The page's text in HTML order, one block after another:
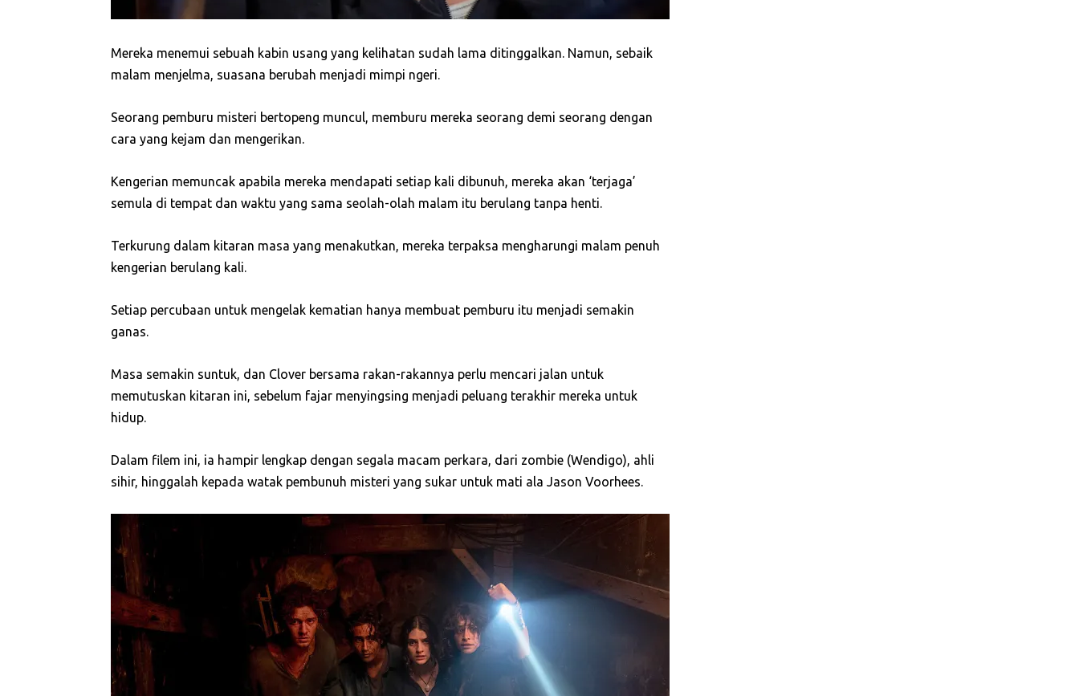
Mereka menemui sebuah kabin usang yang kelihatan sudah lama ditinggalkan. Namun, sebaik
malam menjelma, suasana berubah menjadi mimpi ngeri.
Seorang pemburu misteri bertopeng muncul, memburu mereka seorang demi seorang dengan
cara yang kejam dan mengerikan.
Kengerian memuncak apabila mereka mendapati setiap kali dibunuh, mereka akan ‘terjaga’
semula di tempat dan waktu yang sama seolah-olah malam itu berulang tanpa henti.
Terkurung dalam kitaran masa yang menakutkan, mereka terpaksa mengharungi malam penuh
kengerian berulang kali.
Setiap percubaan untuk mengelak kematian hanya membuat pemburu itu menjadi semakin
ganas.
Masa semakin suntuk, dan Clover bersama rakan-rakannya perlu mencari jalan untuk
memutuskan kitaran ini, sebelum fajar menyingsing menjadi peluang terakhir mereka untuk
hidup.
Dalam filem ini, ia hampir lengkap dengan segala macam perkara, dari zombie (Wendigo), ahli
sihir, hinggalah kepada watak pembunuh misteri yang sukar untuk mati ala Jason Voorhees.